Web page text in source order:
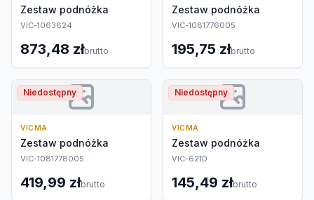
Zestaw podnóżka
VIC-1063624
873,48 złbrutto
Zestaw podnóżka
VIC-1081776005
195,75 złbrutto
Niedostępny
VICMA
Zestaw podnóżka
VIC-1081778005
419,99 złbrutto
Niedostępny
VICMA
Zestaw podnóżka
VIC-621D
145,49 złbrutto